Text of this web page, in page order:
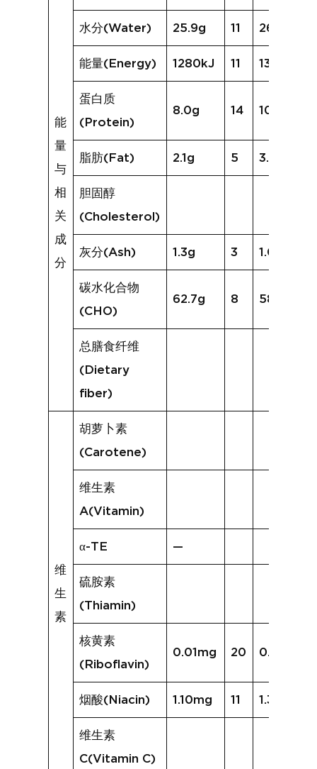
能
量
与
相
关
成
分
水分(Water) 25.9g 11 26.6g
能量(Energy) 1280kJ 11 1310kJ
蛋白质
(Protein)
8.0g 14 10.3g
脂肪(Fat) 2.1g 5 3.9g
胆固醇
(Cholesterol)
灰分(Ash) 1.3g 3 1.0g
碳水化合物
(CHO)
62.7g 8 58.1g
总膳食纤维
(Dietary
fiber)
维
生
素
胡萝卜素
(Carotene)
维生素
A(Vitamin)
α-TE —
硫胺素
(Thiamin)
核黄素
(Riboflavin)
0.01mg 20 0.05mg
烟酸(Niacin) 1.10mg 11 1.33mg
维生素
C(Vitamin C)